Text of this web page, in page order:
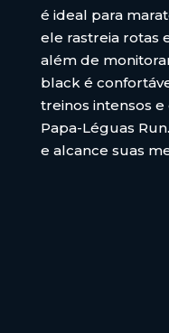
é ideal para
ele rastreia rotas
além de
black é
treinos intensos
Papa-Léguas
e alcance suas